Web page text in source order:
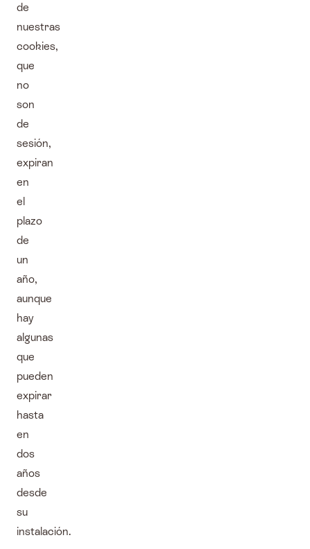
de
nuestras
cookies,
que
no
son
de
sesión,
expiran
en
el
plazo
de
un
año,
aunque
hay
algunas
que
pueden
expirar
hasta
en
dos
años
desde
su
instalación.